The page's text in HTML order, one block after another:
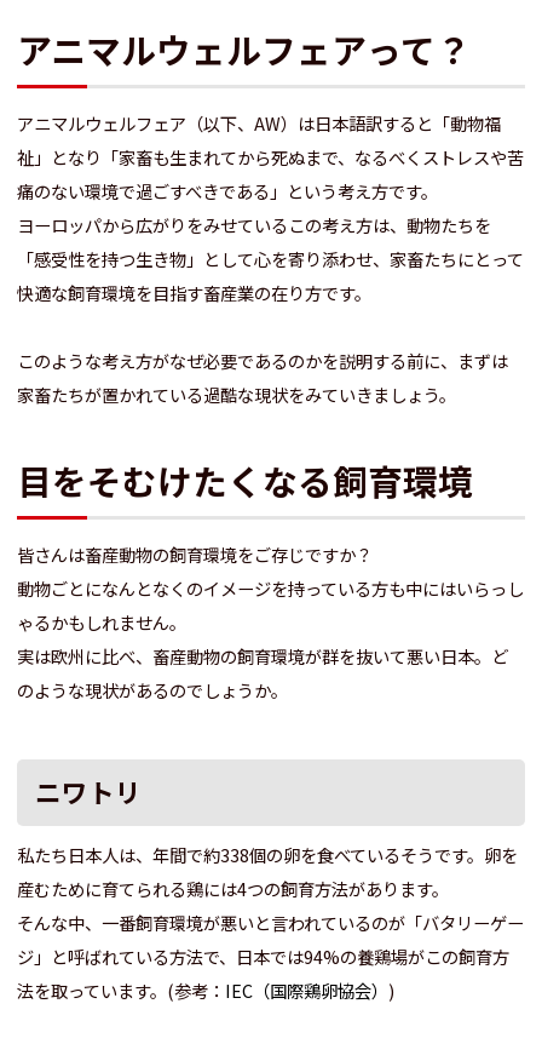
アニマルウェルフェアって？
アニマルウェルフェア（以下、AW）は日本語訳すると「動物福
祉」となり「家畜も生まれてから死ぬまで、なるべくストレスや苦
痛のない環境で過ごすべきである」という考え方です。
ヨーロッパから広がりをみせているこの考え方は、動物たちを
「感受性を持つ生き物」として心を寄り添わせ、家畜たちにとって
快適な飼育環境を目指す畜産業の在り方です。
このような考え方がなぜ必要であるのかを説明する前に、まずは
家畜たちが置かれている過酷な現状をみていきましょう。
目をそむけたくなる飼育環境
皆さんは畜産動物の飼育環境をご存じですか？
動物ごとになんとなくのイメージを持っている方も中にはいらっし
ゃるかもしれません。
実は欧州に比べ、畜産動物の飼育環境が群を抜いて悪い日本。ど
のような現状があるのでしょうか。
ニワトリ
私たち日本人は、年間で約338個の卵を食べているそうです。卵を
産むために育てられる鶏には4つの飼育方法があります。
そんな中、一番飼育環境が悪いと言われているのが「バタリーゲー
ジ」と呼ばれている方法で、日本では94%の養鶏場がこの飼育方
法を取っています。(参考： IEC（国際鶏卵協会） )